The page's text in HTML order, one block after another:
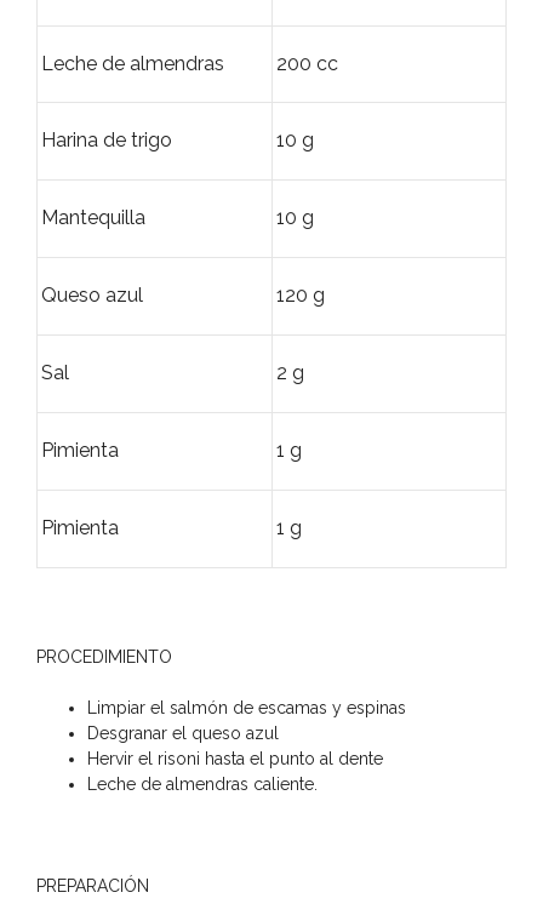
Leche de almendras 200 cc
Harina de trigo 10 g
Mantequilla 10 g
Queso azul 120 g
Sal 2 g
Pimienta 1 g
Pimienta 1 g
PROCEDIMIENTO
Limpiar el salmón de escamas y espinas
Desgranar el queso azul
Hervir el risoni hasta el punto al dente
Leche de almendras caliente.
PREPARACIÓN